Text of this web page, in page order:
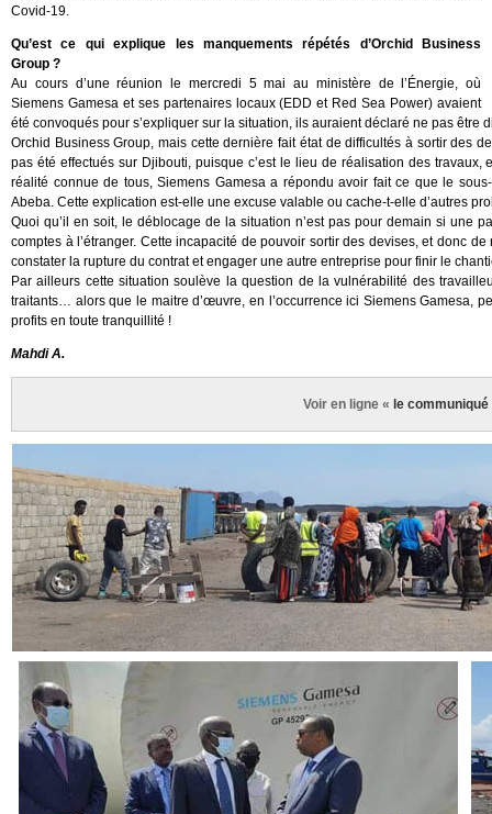
Covid-19.
Qu’est ce qui explique les manquements répétés d’Orchid Business
Group ?
Au cours d’une réunion le mercredi 5 mai au ministère de l’Énergie, où
Siemens Gamesa et ses partenaires locaux (EDD et Red Sea Power) avaient
été convoqués pour s’expliquer sur la situation, ils auraient déclaré ne pas
Orchid Business Group, mais cette dernière fait état de difficultés à sortir des
pas été effectués sur Djibouti, puisque c’est le lieu de réalisation des
réalité connue de tous, Siemens Gamesa a répondu avoir fait ce que le
Abeba. Cette explication est-elle une excuse valable ou cache-t-elle d’autres
Quoi qu’il en soit, le déblocage de la situation n’est pas pour demain si une
comptes à l’étranger. Cette incapacité de pouvoir sortir des devises, et donc
constater la rupture du contrat et engager une autre entreprise pour finir le
Par ailleurs cette situation soulève la question de la vulnérabilité des
traitants… alors que le maitre d’œuvre, en l’occurrence ici Siemens Gamesa,
profits en toute tranquillité !
Mahdi A.
Voir en ligne « le